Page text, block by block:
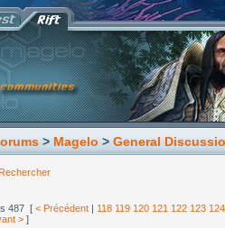
> Magelo > General
Rechercher
487 [ < Précédent | 118 119 120 121 122 123 124
> ]